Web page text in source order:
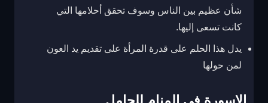
شأن عظيم بين الناس وسوف تحقق أحلامها التي
كانت تسعى إليها.
يدل هذا الحلم على قدرة المرأة على تقديم يد العون
لمن حولها